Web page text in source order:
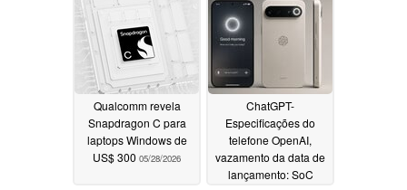
05/31/2026 05/29/2026
Qualcomm revela
Snapdragon C para
laptops Windows de
US$ 300 05/28/2026
ChatGPT-
Especificações do
telefone OpenAI,
vazamento da data de
lançamento: SoC